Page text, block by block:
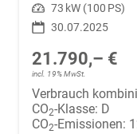
Leistung 73 kW (100 PS)
30.07.2025
21.790,– €
incl. 19% MwSt.
Verbrauch
CO2-Klasse: D
CO2-Emissionen: